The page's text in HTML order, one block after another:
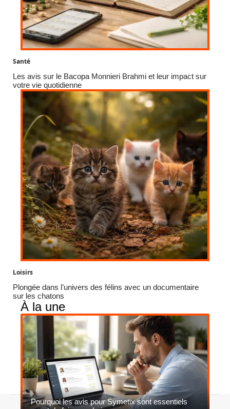
Santé
Les avis sur le Bacopa Monnieri Brahmi et leur impact sur
votre vie quotidienne
Loisirs
Plongée dans l’univers des félins avec un documentaire
sur les chatons
À la une
Pourquoi les avis pour Symetix sont essentiels